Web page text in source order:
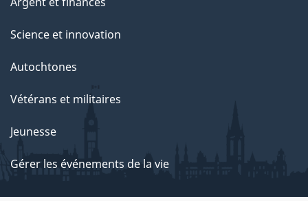
Science et innovation
Autochtones
Vétérans et militaires
Jeunesse
Gérer les événements de la vie